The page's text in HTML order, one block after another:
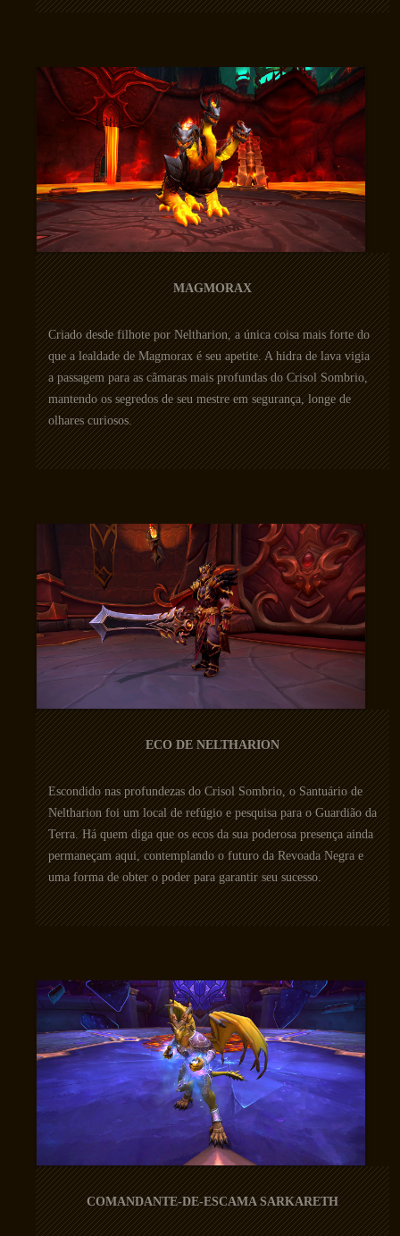
MAGMORAX
Criado desde filhote por Neltharion, a única coisa mais forte do
que a lealdade de Magmorax é seu apetite. A hidra de lava vigia
a passagem para as câmaras mais profundas do Crisol Sombrio,
mantendo os segredos de seu mestre em segurança, longe de
olhares curiosos.
ECO DE NELTHARION
Escondido nas profundezas do Crisol Sombrio, o Santuário de
Neltharion foi um local de refúgio e pesquisa para o Guardião da
Terra. Há quem diga que os ecos da sua poderosa presença ainda
permaneçam aqui, contemplando o futuro da Revoada Negra e
uma forma de obter o poder para garantir seu sucesso.
COMANDANTE-DE-ESCAMA SARKARETH